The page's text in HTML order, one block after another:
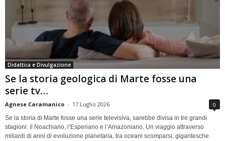
Didattica e Divulgazione
Se la storia geologica di Marte fosse una
serie tv…
Agnese Caramanico - 17 Luglio 2026 0
Se la storia di Marte fosse una serie televisiva, sarebbe divisa in tre grandi
stagioni: il Noachiano, l’Esperiano e l’Amazoniano. Un viaggio attraverso
miliardi di anni di evoluzione planetaria, tra oceani scomparsi, gigantesche